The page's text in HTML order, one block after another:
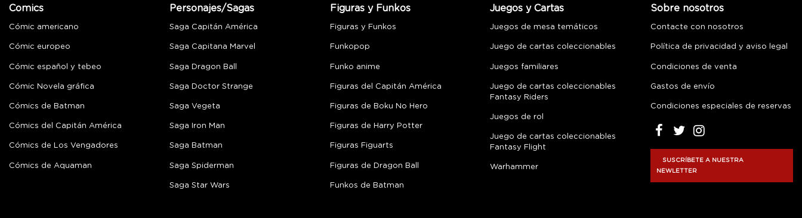
Comics
Cómic americano
Cómic europeo
Cómic español y tebeo
Cómic Novela gráfica
Cómics de Batman
Cómics del Capitán América
Cómics de Los Vengadores
Cómics de Aquaman
Personajes/Sagas
Saga Capitán América
Saga Capitana Marvel
Saga Dragon Ball
Saga Doctor Strange
Saga Vegeta
Saga Iron Man
Saga Batman
Saga Spiderman
Saga Star Wars
Figuras y Funkos
Figuras y Funkos
Funkopop
Funko anime
Figuras del Capitán América
Figuras de Boku No Hero
Figuras de Harry Potter
Figuras Figuarts
Figuras de Dragon Ball
Funkos de Batman
Juegos y Cartas
Juegos de mesa temáticos
Juego de cartas coleccionables
Juegos familiares
Juego de cartas coleccionables
Fantasy Riders
Juegos de rol
Juego de cartas coleccionables
Fantasy Flight
Warhammer
Sobre nosotros
Contacte con nosotros
Política de privacidad y aviso legal
Condiciones de venta
Gastos de envío
Condiciones especiales de reservas
SUSCRÍBETE A NUESTRA
NEWLETTER